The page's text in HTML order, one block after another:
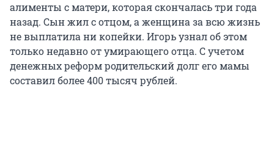
алименты с матери, которая скончалась три года
назад. Сын жил с отцом, а женщина за всю жизнь
не выплатила ни копейки. Игорь узнал об этом
только недавно от умирающего отца. С учетом
денежных реформ родительский долг его мамы
составил более 400 тысяч рублей.